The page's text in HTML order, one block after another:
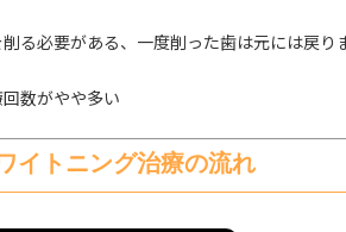
る必要がある、一度削った歯は元には戻り
数がやや多い
イトニング治療の流れ